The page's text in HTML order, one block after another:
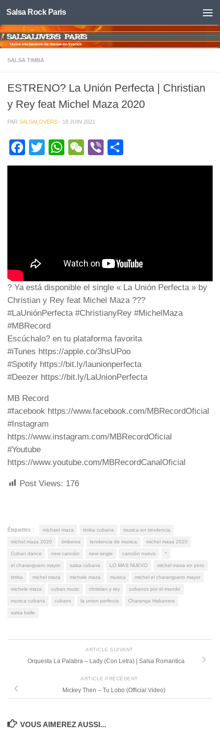
Skip to content
Salsa Rock Paris
SALSA TIMBA
ESTRENO? La Unión Perfecta | Christian
y Rey feat Michel Maza 2020
PAR SALSALOVERS · 18 JUIN 2021
Facebook
TwitterWhatsApp
WeChat
Viber
? Ya está disponible el single « La Unión Perfecta » by
Christian y Rey feat Michel Maza ???
#LaUniónPerfecta #ChristianyRey #MichelMaza
#MBRecord
Escúchalo? en tu plataforma favorita
#iTunes https://apple.co/3hsUPoo
#Spotify https://bit.ly/launionperfecta
#Deezer https://bit.ly/LaUnionPerfecta
MB Record
#facebook https://www.facebook.com/MBRecordOficial
#Instagram
https://www.instagram.com/MBRecordOficial
#Youtube
https://www.youtube.com/MBRecordCanalOficial
Post Views: 176
Étiquettes : michael maza timba cubana musica en tendencia
michel maza 2020 timberos tendencia de musica michel masa 2020
Cuban dance new canción new single canción nueva *
el charanguero mayor salsa cubana LO MAS NUEVO michel masa en peru
timba michel maza michale maza musica michel el charanguero mayor
michele maza cuban music christian y rey cubanos por el mundo
musica cubana cubans la union perfecta Charanga Habanera
salsa baile
ARTICLE SUIVANT
Orquesta La Palabra – Lady (Con Letra) | Salsa Romantica
ARTICLE PRÉCÉDENT
Mickey Then – Tu Lobo (Official Video)
VOUS AIMEREZ AUSSI...